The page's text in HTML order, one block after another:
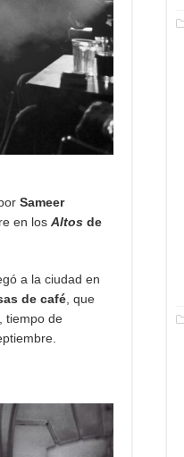
Sameer
en los Altos de
a la ciudad en
de café , que
tiempo de